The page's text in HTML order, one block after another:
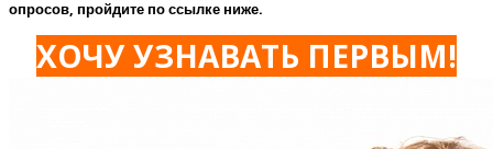
опросов, пройдите по ссылке ниже.
ХОЧУ УЗНАВАТЬ ПЕРВЫМ!